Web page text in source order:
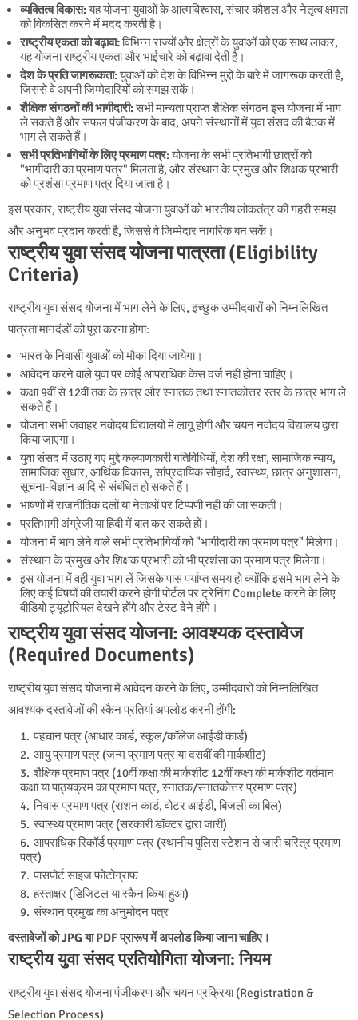
व्यक्तित्व विकास:यह योजना युवाओं के आत्मविश्वास, संचार कौशल और नेतृत्व क्षमता
को विकसित करने में मदद करती है।
राष्ट्रीय एकता को बढ़ावा:विभिन्न राज्यों और क्षेत्रों के युवाओं को एक साथ लाकर,
यह योजना राष्ट्रीय एकता और भाईचारे को बढ़ावा देती है।
देश के प्रति जागरूकता: युवाओं को देश के विभिन्न मुद्दों के बारे में जागरूक करती है,
जिससे वे अपनी जिम्मेदारियों को समझ सकें।
शैक्षिक संगठनों की भागीदारी:सभी मान्यता प्राप्त शैक्षिक संगठन इस योजना में भाग
ले सकते हैं और सफल पंजीकरण के बाद, अपने संस्थानों में युवा संसद की बैठक में
भाग ले सकते हैं।
सभी प्रतिभागियों के लिए प्रमाण पत्र: योजना के सभी प्रतिभागी छात्रों को
"भागीदारी का प्रमाण पत्र" मिलता है, और संस्थान के प्रमुख और शिक्षक प्रभारी
को प्रशंसा प्रमाण पत्र दिया जाता है।
इस प्रकार, राष्ट्रीय युवा संसद योजना युवाओं को भारतीय लोकतंत्र की गहरी समझ
और अनुभव प्रदान करती है, जिससे वे जिम्मेदार नागरिक बन सकें।
राष्ट्रीय युवा संसद योजना पात्रता (Eligibility
Criteria)
राष्ट्रीय युवा संसद योजना में भाग लेने के लिए, इच्छुक उम्मीदवारों को निम्नलिखित
पात्रता मानदंडों को पूरा करना होगा:
भारत के निवासी युवाओं को मौका दिया जायेगा।
आवेदन करने वाले युवा पर कोई आपराधिक केस दर्ज नही होना चाहिए।
कक्षा 9वीं से 12वीं तक के छात्र और स्नातक तथा स्नातकोत्तर स्तर के छात्र भाग ले
सकते हैं।
योजना सभी जवाहर नवोदय विद्यालयों में लागू होगी और चयन नवोदय विद्यालय द्वारा
किया जाएगा।
युवा संसद में उठाए गए मुद्दे कल्याणकारी गतिविधियों, देश की रक्षा, सामाजिक न्याय,
सामाजिक सुधार, आर्थिक विकास, सांप्रदायिक सौहार्द, स्वास्थ्य, छात्र अनुशासन,
सूचना-विज्ञान आदि से संबंधित हो सकते हैं।
भाषणों में राजनीतिक दलों या नेताओं पर टिप्पणी नहीं की जा सकती।
प्रतिभागी अंग्रेजी या हिंदी में बात कर सकते हों।
योजना में भाग लेने वाले सभी प्रतिभागियों को "भागीदारी का प्रमाण पत्र" मिलेगा।
संस्थान के प्रमुख और शिक्षक प्रभारी को भी प्रशंसा का प्रमाण पत्र मिलेगा।
इस योजना में वही युवा भाग लें जिसके पास पर्याप्त समय हो क्योंकि इसमे भाग लेने के
लिए कई विषयों की तयारी करने होगी पोर्टल पर ट्रेनिंग Complete करने के लिए
वीडियो ट्यूटोरियल देखने होंगे और टेस्ट देने होंगे।
राष्ट्रीय युवा संसद योजना: आवश्यक दस्तावेज
(Required Documents)
राष्ट्रीय युवा संसद योजना में आवेदन करने के लिए, उम्मीदवारों को निम्नलिखित
आवश्यक दस्तावेजों की स्कैन प्रतियां अपलोड करनी होंगी:
पहचान पत्र (आधार कार्ड, स्कूल/कॉलेज आईडी कार्ड)
आयु प्रमाण पत्र (जन्म प्रमाण पत्र या दसवीं की मार्कशीट)
शैक्षिक प्रमाण पत्र (10वीं कक्षा की मार्कशीट 12वीं कक्षा की मार्कशीट वर्तमान
कक्षा या पाठ्यक्रम का प्रमाण पत्र, स्नातक/स्नातकोत्तर प्रमाण पत्र)
निवास प्रमाण पत्र (राशन कार्ड, वोटर आईडी, बिजली का बिल)
स्वास्थ्य प्रमाण पत्र (सरकारी डॉक्टर द्वारा जारी)
आपराधिक रिकॉर्ड प्रमाण पत्र (स्थानीय पुलिस स्टेशन से जारी चरित्र प्रमाण
पत्र)
पासपोर्ट साइज फोटोग्राफ
हस्ताक्षर (डिजिटल या स्कैन किया हुआ)
संस्थान प्रमुख का अनुमोदन पत्र
दस्तावेजों को JPG या PDF प्रारूप में अपलोड किया जाना चाहिए।
राष्ट्रीय युवा संसद प्रतियोगिता योजना: नियम
राष्ट्रीय युवा संसद योजना पंजीकरण और चयन प्रक्रिया (Registration &
Selection Process)